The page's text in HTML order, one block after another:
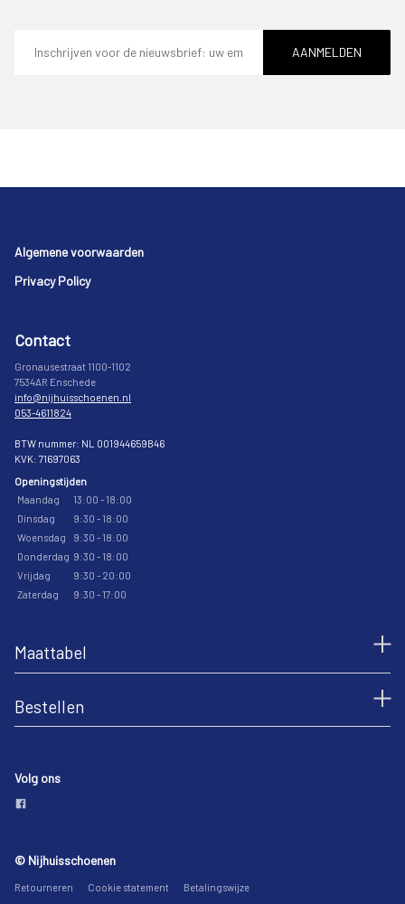
mailadres
AANMELDEN
Footer
Algemene voorwaarden
Privacy Policy
Contact
Gronausestraat 1100-1102
7534AR Enschede
info@nijhuisschoenen.nl
053-4611824
BTW nummer: NL 001944659B46
KVK: 71697063
Openingstijden
Maandag
13:00 - 18:00
Dinsdag
9:30 - 18:00
Woensdag
9:30 - 18:00
Donderdag 9:30 - 18:00
Vrijdag
9:30 - 20:00
Zaterdag
9:30 - 17:00
Maattabel
Bestellen
Volg ons
© Nijhuisschoenen
Retourneren Cookie statement Betalingswijze